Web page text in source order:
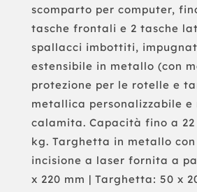
scomparto per computer,
tasche frontali e 2 tasche
spallacci imbottiti,
estensibile in metallo (con
protezione per le rotelle e
metallica personalizzabile e
calamita. Capacità fino a 22
kg. Targhetta in metallo
incisione a laser fornita a
x 220 mm | Targhetta: 50 x